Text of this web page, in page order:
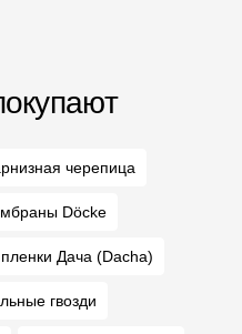
черепица
Döcke
Дача (Dacha)
гвозди